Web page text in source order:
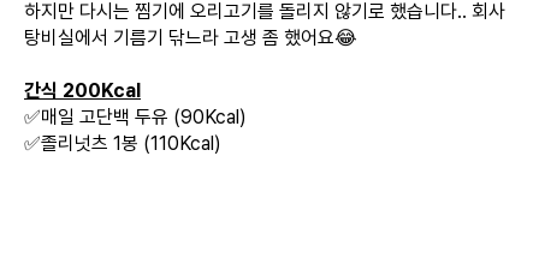
하지만 다시는 찜기에 오리고기를 돌리지 않기로 했습니다.. 회사
탕비실에서 기름기 닦느라 고생 좀 했어요😂
간식 200Kcal
✅매일 고단백 두유 (90Kcal)
✅졸리넛츠 1봉 (110Kcal)